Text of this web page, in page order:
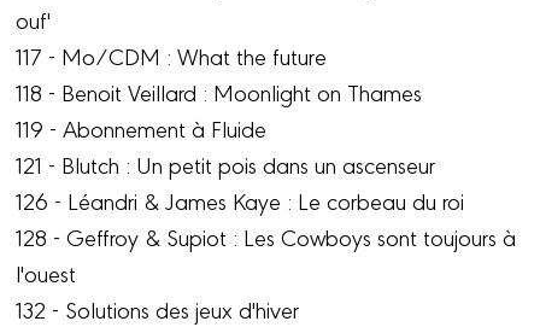
ouf'
117 - Mo/CDM : What the future
118 - Benoit Veillard : Moonlight on Thames
119 - Abonnement à Fluide
121 - Blutch : Un petit pois dans un ascenseur
126 - Léandri & James Kaye : Le corbeau du roi
128 - Geffroy & Supiot : Les Cowboys sont toujours à
l'ouest
132 - Solutions des jeux d'hiver